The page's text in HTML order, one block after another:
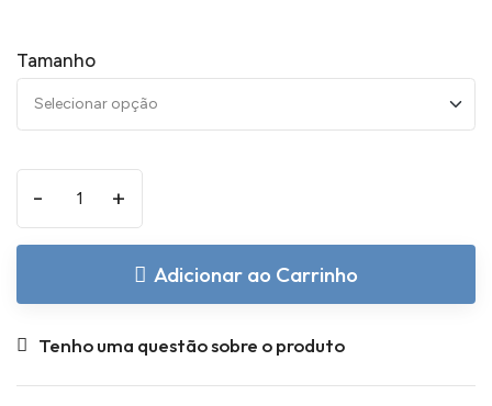
Tamanho
- +
Adicionar ao Carrinho
Tenho uma questão sobre o produto